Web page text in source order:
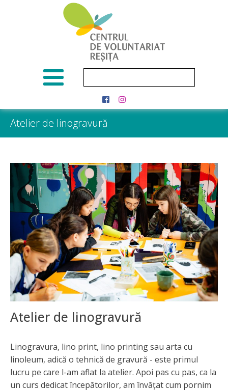
Atelier de linogravură
Atelier de linogravură
Linogravura, lino print, lino printing sau arta cu
linoleum, adică o tehnică de gravură - este primul
lucru pe care l-am aflat la atelier. Apoi pas cu pas, ca la
un curs dedicat începătorilor, am învățat cum pornim